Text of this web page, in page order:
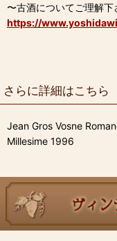
〜古酒についてご理解下
https://
さらに詳細はこちら
Jean Gros Vosne
Millesime 1996